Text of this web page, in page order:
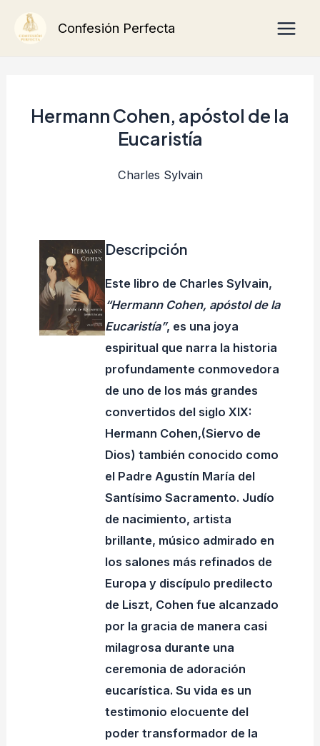
Confesión Perfecta
Hermann Cohen, apóstol de la
Eucaristía
Charles Sylvain
Descripción
Este libro de Charles Sylvain,
“Hermann Cohen, apóstol de la
Eucaristía”, es una joya
espiritual que narra la historia
profundamente conmovedora
de uno de los más grandes
convertidos del siglo XIX:
Hermann Cohen,(Siervo de
Dios) también conocido como
el Padre Agustín María del
Santísimo Sacramento. Judío
de nacimiento, artista
brillante, músico admirado en
los salones más refinados de
Europa y discípulo predilecto
de Liszt, Cohen fue alcanzado
por la gracia de manera casi
milagrosa durante una
ceremonia de adoración
eucarística. Su vida es un
testimonio elocuente del
poder transformador de la